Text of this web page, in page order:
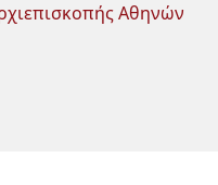
Αθηνών